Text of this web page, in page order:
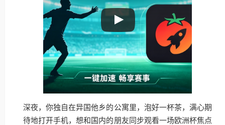
深夜，你独自在异国他乡的公寓里，泡好一杯茶，满心期
待地打开手机，想和国内的朋友同步观看一场欧洲杯焦点